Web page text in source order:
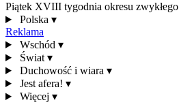
Piątek XVIII tygodnia okresu zwykłego
Polska ▾
Reklama
Wschód ▾
Świat ▾
Duchowość i wiara ▾
Jest afera! ▾
Więcej ▾